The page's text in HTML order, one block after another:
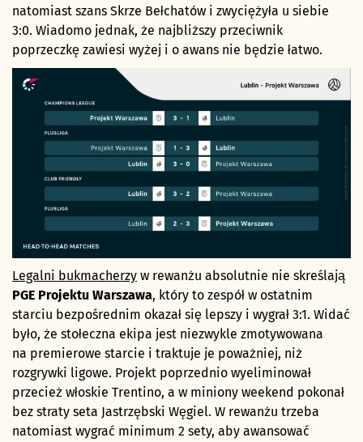
natomiast szans Skrze Bełchatów i zwyciężyła u siebie
3:0. Wiadomo jednak, że najbliższy przeciwnik
poprzeczkę zawiesi wyżej i o awans nie będzie łatwo.
Legalni bukmacherzy w rewanżu absolutnie nie skreślają
PGE Projektu Warszawa, który to zespół w ostatnim
starciu bezpośrednim okazał się lepszy i wygrał 3:1. Widać
było, że stołeczna ekipa jest niezwykle zmotywowana
na premierowe starcie i traktuje je poważniej, niż
rozgrywki ligowe. Projekt poprzednio wyeliminował
przecież włoskie Trentino, a w miniony weekend pokonał
bez straty seta Jastrzębski Węgiel. W rewanżu trzeba
natomiast wygrać minimum 2 sety, aby awansować